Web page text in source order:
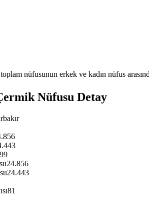
nüfusunun erkek ve kadın nüfus
Nüfusu Detay
24.856
24.443
81